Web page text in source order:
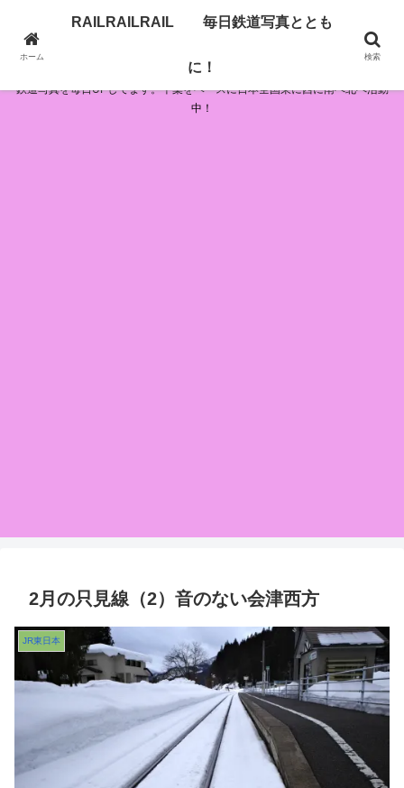
RAILRAILRAIL 毎日鉄道写真とともに！
鉄道写真を毎日UPしてます。千葉をベースに日本全国東に西に南へ北へ活動
中！
2月の只見線（2）音のない会津西方
JR東日本
ホーム
RAILRAILRAIL 毎日鉄道写真ととも
に！
検索